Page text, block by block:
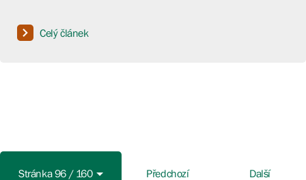
Celý článek
Stránka 96 / 160 Předchozí Další